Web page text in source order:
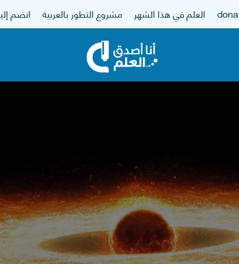
العلم في هذا الشهر مشروع التطور بالعربية انضم